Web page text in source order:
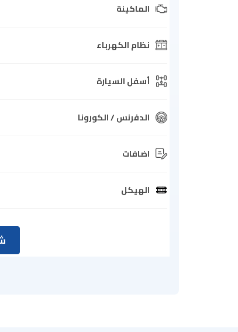
الماكينة
نظام الكهرباء
أسفل السيارة
الدفرنس / الكورونا
اضافات
الهيكل